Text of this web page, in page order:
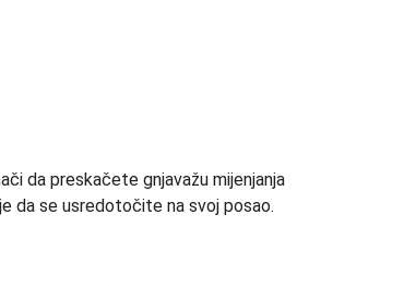
da preskačete gnjavažu mijenjanja
da se usredotočite na svoj posao.